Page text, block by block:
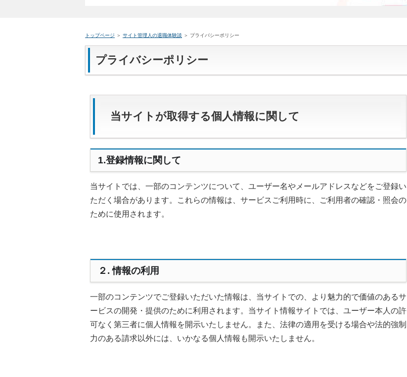
トップページ ＞ サイト管理人の退職体験談 ＞ プライバシーポリシー
プライバシーポリシー
当サイトが取得する個人情報に関して
1.登録情報に関して
当サイトでは、一部のコンテンツについて、ユーザー名やメールアドレスなどをご登録い
ただく場合があります。これらの情報は、サービスご利用時に、ご利用者の確認・照会の
ために使用されます。
２. 情報の利用
一部のコンテンツでご登録いただいた情報は、当サイトでの、より魅力的で価値のあるサ
ービスの開発・提供のために利用されます。当サイト情報サイトでは、ユーザー本人の許
可なく第三者に個人情報を開示いたしません。また、法律の適用を受ける場合や法的強制
力のある請求以外には、いかなる個人情報も開示いたしません。